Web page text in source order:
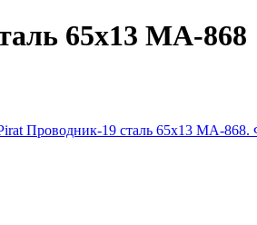
65х13 МА-868